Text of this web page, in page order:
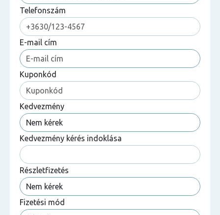
Telefonszám
E-mail cím
Kuponkód
Kedvezmény
Kedvezmény kérés indoklása
Részletfizetés
Fizetési mód